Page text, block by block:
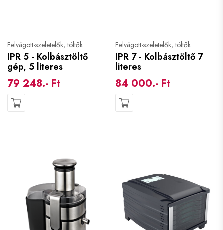
Felvágott-szeletelők, töltők
IPR 5 - Kolbásztöltő
gép, 5 literes
79 248.- Ft
Felvágott-szeletelők, töltők
IPR 7 - Kolbásztöltő 7
literes
84 000.- Ft